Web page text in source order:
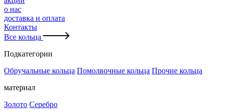
о нас
доставка и оплата
Контакты
Все кольца
Подкатегории
Обручальные кольца Помолвочные кольца Прочие кольца
материал
Золото Серебро